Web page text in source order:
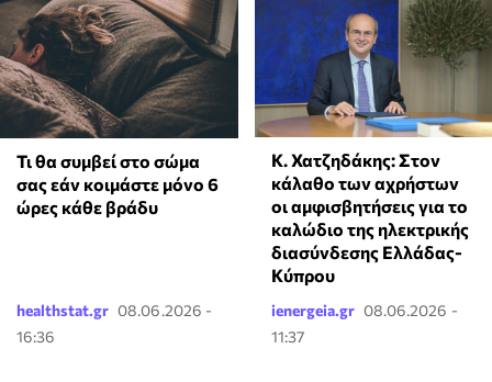
Τι θα συμβεί στο σώμα
σας εάν κοιμάστε μόνο 6
ώρες κάθε βράδυ
healthstat.gr 08.06.2026 -
16:36
Κ. Χατζηδάκης: Στον
κάλαθο των αχρήστων
οι αμφισβητήσεις για το
καλώδιο της ηλεκτρικής
διασύνδεσης Ελλάδας-
Κύπρου
ienergeia.gr 08.06.2026 -
11:37